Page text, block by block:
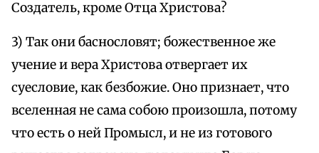
Создатель, кроме Отца Христова?
3) Так они баснословят; божественное же
учение и вера Христова отвергает их
суесловие, как безбожие. Оно признает, что
вселенная не сама собою произошла, потому
что есть о ней Промысл, и не из готового